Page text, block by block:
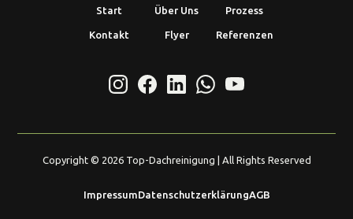
Start Über Uns Prozess
Kontakt Flyer Referenzen
Copyright © 2026Top-Dachreinigung | All Rights Reserved
ImpressumDatenschutzerklärungAGB